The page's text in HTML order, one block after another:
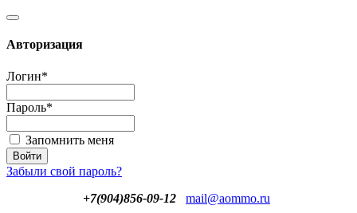
Авторизация
Логин*
Пароль*
Запомнить меня
Забыли свой пароль?
+7(904)856-09-12
mail@aommo.ru